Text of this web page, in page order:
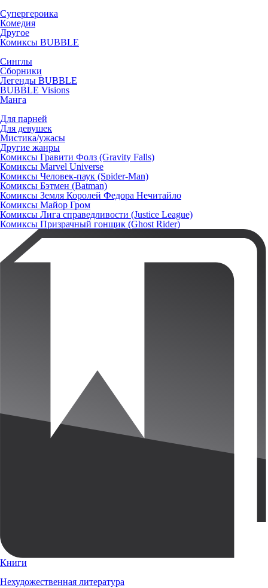
Супергероика
Комедия
Другое
Комиксы BUBBLE
Синглы
Сборники
Легенды BUBBLE
BUBBLE Visions
Манга
Для парней
Для девушек
Мистика/ужасы
Другие жанры
Комиксы Гравити Фолз (Gravity Falls)
Комиксы Marvel Universe
Комиксы Человек-паук (Spider-Man)
Комиксы Бэтмен (Batman)
Комиксы Земля Королей Федора Нечитайло
Комиксы Майор Гром
Комиксы Лига справедливости (Justice League)
Комиксы Призрачный гонщик (Ghost Rider)
Книги
Нехудожественная литература